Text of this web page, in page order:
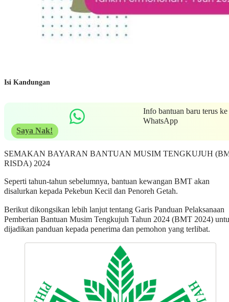
Isi Kandungan
Info bantuan baru terus ke
WhatsApp
Saya Nak!
SEMAKAN BAYARAN BANTUAN MUSIM TENGKUJUH
RISDA) 2024
Seperti tahun-tahun sebelumnya, bantuan kewangan BMT akan
disalurkan kepada Pekebun Kecil dan Penoreh Getah.
Berikut dikongsikan lebih lanjut tentang Garis Panduan Pelaksanaan
Pemberian Bantuan Musim Tengkujuh Tahun 2024 (BMT 2024)
dijadikan panduan kepada penerima dan pemohon yang terlibat.